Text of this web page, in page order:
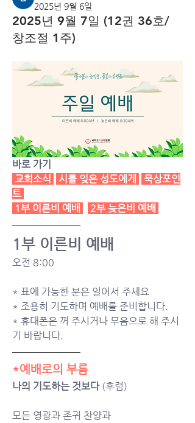
2025년 9월 6일
2025년 9월 7일 (12권 36호/
창조절 1주)
바로 가기
교회소식
시를 잊은 성도에게
묵상포인
트
1부 이른비 예배
2부 늦은비 예배
1부 이른비 예배
오전 8:00
* 표에 가능한 분은 일어서 주세요
* 조용히 기도하며 예배를 준비합니다.
* 휴대폰은 꺼 주시거나 무음으로 해 주시
기 바랍니다.
*예배로의 부름
나의 기도하는 것보다 (후렴)
모든 영광과 존귀 찬양과